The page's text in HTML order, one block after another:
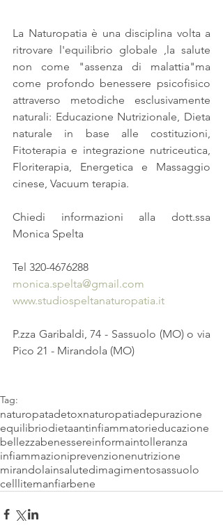
La Naturopatia è una disciplina volta a
ritrovare l'equilibrio globale ,la salute
non come "assenza di malattia"ma
come profondo benessere psicofisico
attraverso metodiche esclusivamente
naturali: Educazione Nutrizionale, Dieta
naturale in base alle costituzioni,
Fitoterapia e integrazione nutriceutica,
Floriterapia, Energetica e Massaggio
cinese, Vacuum terapia.
Chiedi informazioni alla dott.ssa
Monica Spelta
Tel 320-4676288
monica.spelta@gmail.com
www.studiospeltanaturopatia.it
P.zza Garibaldi, 74 - Sassuolo (MO) o via
Pico 21 - Mirandola (MO)
Tag:
naturopatadetoxnaturopatiadepurazione
equilibriodietaantinfiammatorieducazione
bellezzabenessereinformaintolleranza
infiammazioniprevenzionenutrizione
mirandolainsalutedimagimentosassuolo
celllitemanfiarbene